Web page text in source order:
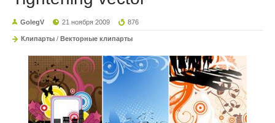
GolegV 21 ноября 2009 876
Клипарты / Векторные клипарты